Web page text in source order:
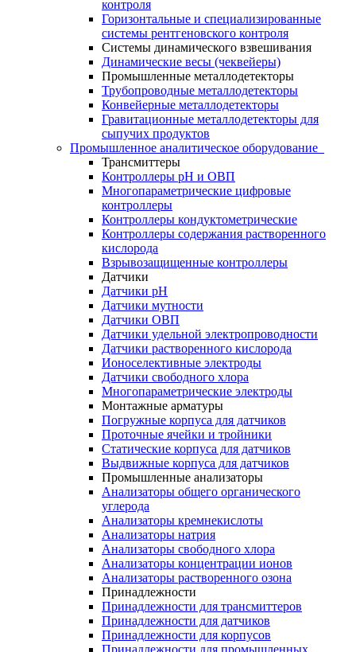
контроля
Горизонтальные и специализированные
системы рентгеновского контроля
Системы динамического взвешивания
Динамические весы (чеквейеры)
Промышленные металлодетекторы
Трубопроводные металлодетекторы
Конвейерные металлодетекторы
Гравитационные металлодетекторы для
сыпучих продуктов
Промышленное аналитическое оборудование
Трансмиттеры
Контроллеры рН и ОВП
Многопараметрические цифровые
контроллеры
Контроллеры кондуктометрические
Контроллеры содержания растворенного
кислорода
Взрывозащищенные контроллеры
Датчики
Датчики рН
Датчики мутности
Датчики ОВП
Датчики удельной электропроводности
Датчики растворенного кислорода
Ионоселективные электроды
Датчики свободного хлора
Многопараметрические электроды
Монтажные арматуры
Погружные корпуса для датчиков
Проточные ячейки и тройники
Статические корпуса для датчиков
Выдвижные корпуса для датчиков
Промышленные анализаторы
Анализаторы общего органического
углерода
Анализаторы кремнекислоты
Анализаторы натрия
Анализаторы свободного хлора
Анализаторы концентрации ионов
Анализаторы растворенного озона
Принадлежности
Принадлежности для трансмиттеров
Принадлежности для датчиков
Принадлежности для корпусов